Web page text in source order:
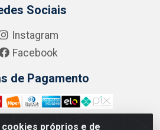
próprios e de
Sociais
Instagram
Facebook
de Pagamento